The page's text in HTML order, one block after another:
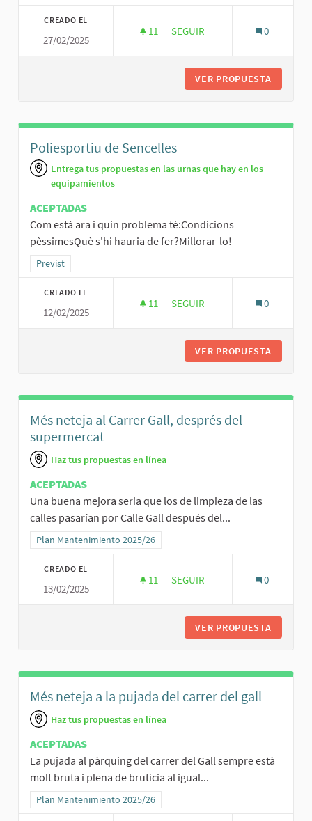
CREADO EL
27/02/2025
11 11 SEGUIDORAS
SEGUIR 0
VER PROPUESTA
Poliesportiu de Sencelles
Entrega tus propuestas en las urnas que hay en los
equipamientos
ACEPTADAS
Com està ara i quin problema té:Condicions
pèssimesQuè s'hi hauria de fer?Millorar-lo!
Resultados al filtrar por la categoría: Previst
Previst
CREADO EL
12/02/2025
11 11 SEGUIDORAS
SEGUIR 0
VER PROPUESTA
Més neteja al Carrer Gall, després del
supermercat
Haz tus propuestas en línea
ACEPTADAS
Una buena mejora seria que los de limpieza de las
calles pasarían por Calle Gall después del...
Resultados al filtrar por la categoría: Plan Mantenimiento 2025/26
Plan Mantenimiento 2025/26
CREADO EL
13/02/2025
11 11 SEGUIDORAS
SEGUIR 0
VER PROPUESTA
Més neteja a la pujada del carrer del gall
Haz tus propuestas en línea
ACEPTADAS
La pujada al pàrquing del carrer del Gall sempre està
molt bruta i plena de brutícia al igual...
Resultados al filtrar por la categoría: Plan Mantenimiento 2025/26
Plan Mantenimiento 2025/26